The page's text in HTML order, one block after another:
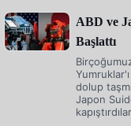
ABD ve
Başlattı
dolup
Japon